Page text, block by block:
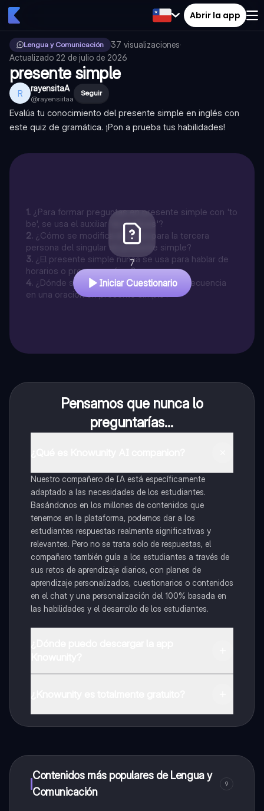
Abrir la app
Lengua y Comunicación 37 visualizaciones·
Actualizado 22 de julio de 2026
presente simple
R rayensitaA
@rayensiitaa
Seguir
Evalúa tu conocimiento del presente simple en inglés con
este quiz de gramática. ¡Pon a prueba tus habilidades!
1. ¿Para formar preguntas en presente simple con 'to
be', se usa el auxiliar 'do' o 'does'?
2. ¿Cómo se modifica el verbo para la tercera
persona del singular en presente simple?
3. ¿El presente simple nunca se usa para hablar de
horarios o programas fijos?
4. ¿Dónde se colocan los adverbios de frecuencia
en una oración en presente simple?
7
Iniciar Cuestionario
Pensamos que nunca lo
preguntarías...
Nuestro compañero de IA está específicamente
adaptado a las necesidades de los estudiantes.
Basándonos en los millones de contenidos que
tenemos en la plataforma, podemos dar a los
estudiantes respuestas realmente significativas y
relevantes. Pero no se trata solo de respuestas, el
compañero también guía a los estudiantes a través de
sus retos de aprendizaje diarios, con planes de
aprendizaje personalizados, cuestionarios o contenidos
en el chat y una personalización del 100% basada en
las habilidades y el desarrollo de los estudiantes.
a determinadas funciones.
Contenidos más populares de Lengua y
Comunicación
9